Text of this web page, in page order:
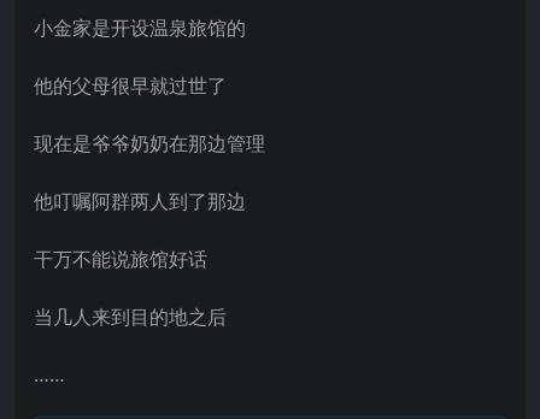
小金家是开设温泉旅馆的
他的父母很早就过世了
现在是爷爷奶奶在那边管理
他叮嘱阿群两人到了那边
干万不能说旅馆好话
当几人来到目的地之后
……